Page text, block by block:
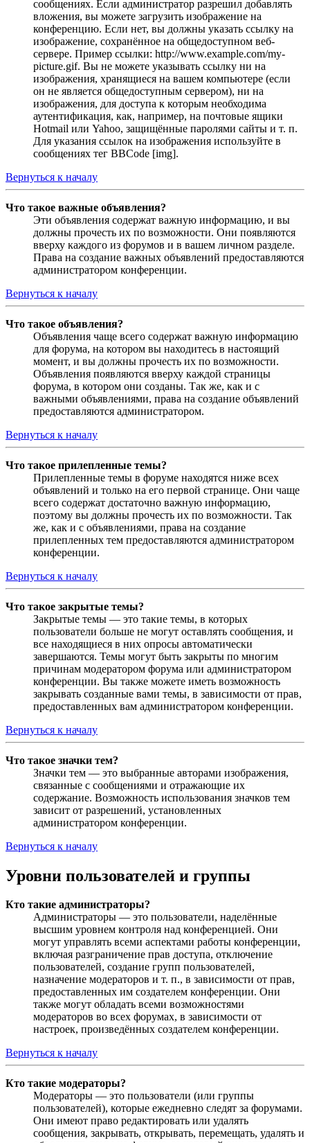
сообщениях. Если администратор разрешил добавлять
вложения, вы можете загрузить изображение на
конференцию. Если нет, вы должны указать ссылку на
изображение, сохранённое на общедоступном веб-
сервере. Пример ссылки: http://www.example.com/my-
picture.gif. Вы не можете указывать ссылку ни на
изображения, хранящиеся на вашем компьютере (если
он не является общедоступным сервером), ни на
изображения, для доступа к которым необходима
аутентификация, как, например, на почтовые ящики
Hotmail или Yahoo, защищённые паролями сайты и т. п.
Для указания ссылок на изображения используйте в
сообщениях тег BBCode [img].
Вернуться к началу
Что такое важные объявления?
Эти объявления содержат важную информацию, и вы
должны прочесть их по возможности. Они появляются
вверху каждого из форумов и в вашем личном разделе.
Права на создание важных объявлений предоставляются
администратором конференции.
Вернуться к началу
Что такое объявления?
Объявления чаще всего содержат важную информацию
для форума, на котором вы находитесь в настоящий
момент, и вы должны прочесть их по возможности.
Объявления появляются вверху каждой страницы
форума, в котором они созданы. Так же, как и с
важными объявлениями, права на создание объявлений
предоставляются администратором.
Вернуться к началу
Что такое прилепленные темы?
Прилепленные темы в форуме находятся ниже всех
объявлений и только на его первой странице. Они чаще
всего содержат достаточно важную информацию,
поэтому вы должны прочесть их по возможности. Так
же, как и с объявлениями, права на создание
прилепленных тем предоставляются администратором
конференции.
Вернуться к началу
Что такое закрытые темы?
Закрытые темы — это такие темы, в которых
пользователи больше не могут оставлять сообщения, и
все находящиеся в них опросы автоматически
завершаются. Темы могут быть закрыты по многим
причинам модератором форума или администратором
конференции. Вы также можете иметь возможность
закрывать созданные вами темы, в зависимости от прав,
предоставленных вам администратором конференции.
Вернуться к началу
Что такое значки тем?
Значки тем — это выбранные авторами изображения,
связанные с сообщениями и отражающие их
содержание. Возможность использования значков тем
зависит от разрешений, установленных
администратором конференции.
Вернуться к началу
Уровни пользователей и группы
Кто такие администраторы?
Администраторы — это пользователи, наделённые
высшим уровнем контроля над конференцией. Они
могут управлять всеми аспектами работы конференции,
включая разграничение прав доступа, отключение
пользователей, создание групп пользователей,
назначение модераторов и т. п., в зависимости от прав,
предоставленных им создателем конференции. Они
также могут обладать всеми возможностями
модераторов во всех форумах, в зависимости от
настроек, произведённых создателем конференции.
Вернуться к началу
Кто такие модераторы?
Модераторы — это пользователи (или группы
пользователей), которые ежедневно следят за форумами.
Они имеют право редактировать или удалять
сообщения, закрывать, открывать, перемещать, удалять и